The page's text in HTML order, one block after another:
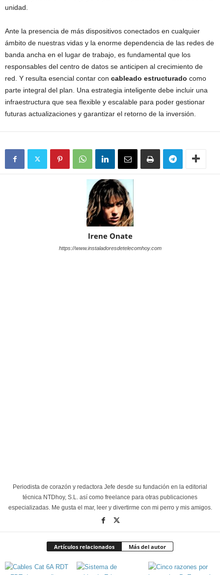
unidad.
Ante la presencia de más dispositivos conectados en cualquier
ámbito de nuestras vidas y la enorme dependencia de las redes de
banda ancha en el lugar de trabajo, es fundamental que los
responsables del centro de datos se anticipen al crecimiento de
red. Y resulta esencial contar con cableado estructurado como
parte integral del plan. Una estrategia inteligente debe incluir una
infraestructura que sea flexible y escalable para poder gestionar
futuras actualizaciones y garantizar el retorno de la inversión.
Irene Onate
https://www.instaladoresdetelecomhoy.com
Periodista de corazón y redactora Jefe desde su fundación en la editorial
técnica NTDhoy, S.L. así como freelance para otras publicaciones
especializadas. Me gusta el mar, leer y divertirme con mi perro y mis amigos.
Artículos relacionados Más del autor